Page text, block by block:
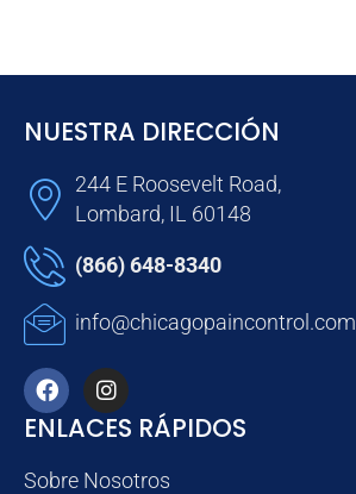
NUESTRA DIRECCIÓN
244 E Roosevelt Road,
Lombard, IL 60148
(866) 648-8340
info@chicagopaincontrol.com
ENLACES RÁPIDOS
Sobre Nosotros